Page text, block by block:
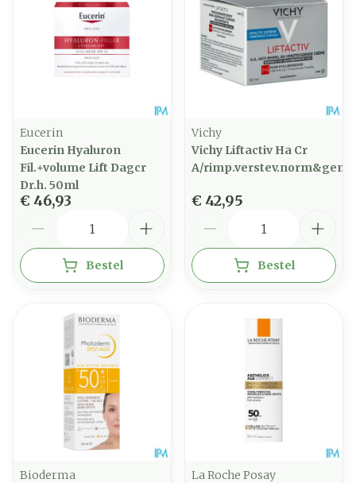
Eucerin
Eucerin Hyaluron
Fil.+volume Lift Dagcr
Dr.h. 50ml
€ 46,93
Bestel
Vichy
Vichy Liftactiv Ha Cr
A/
€ 42,95
Bestel
Bioderma
La Roche Posay